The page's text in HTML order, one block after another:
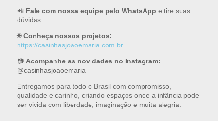
📲 Fale com nossa equipe pelo WhatsApp e tire suas
dúvidas.
🌐Conheça nossos projetos:
https://casinhasjoaoemaria.com.br
📷 Acompanhe as novidades no Instagram:
@casinhasjoaoemaria
Entregamos para todo o Brasil com compromisso,
qualidade e carinho, criando espaços onde a infância pode
ser vivida com liberdade, imaginação e muita alegria.